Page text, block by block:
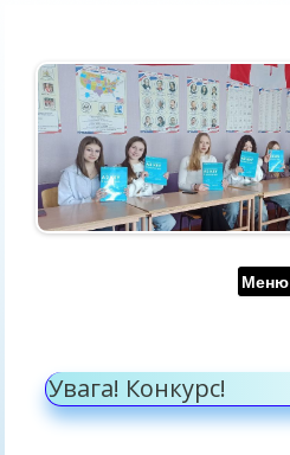
Меню
Увага! Конкурс!